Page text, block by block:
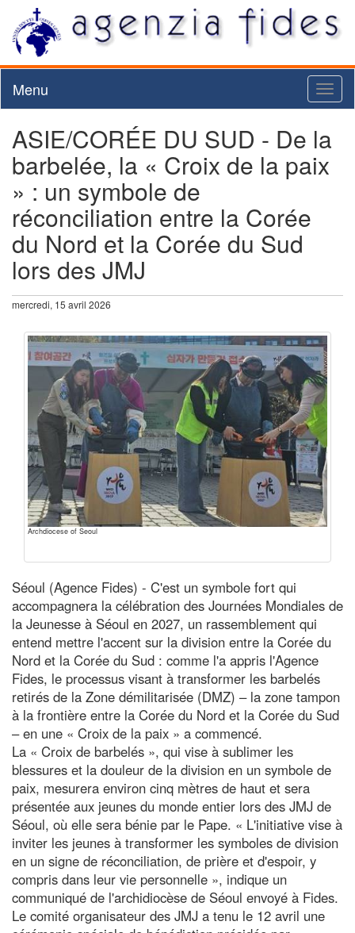
Menu
ASIE/CORÉE DU SUD - De la
barbelée, la « Croix de la paix
» : un symbole de
réconciliation entre la Corée
du Nord et la Corée du Sud
lors des JMJ
mercredi, 15 avril 2026
Archdiocese of Seoul
Séoul (Agence Fides) - C'est un symbole fort qui
accompagnera la célébration des Journées Mondiales de
la Jeunesse à Séoul en 2027, un rassemblement qui
entend mettre l'accent sur la division entre la Corée du
Nord et la Corée du Sud : comme l'a appris l'Agence
Fides, le processus visant à transformer les barbelés
retirés de la Zone démilitarisée (DMZ) – la zone tampon
à la frontière entre la Corée du Nord et la Corée du Sud
– en une « Croix de la paix » a commencé.
La « Croix de barbelés », qui vise à sublimer les
blessures et la douleur de la division en un symbole de
paix, mesurera environ cinq mètres de haut et sera
présentée aux jeunes du monde entier lors des JMJ de
Séoul, où elle sera bénie par le Pape. « L'initiative vise à
inviter les jeunes à transformer les symboles de division
en un signe de réconciliation, de prière et d'espoir, y
compris dans leur vie personnelle », indique un
communiqué de l'archidiocèse de Séoul envoyé à Fides.
Le comité organisateur des JMJ a tenu le 12 avril une